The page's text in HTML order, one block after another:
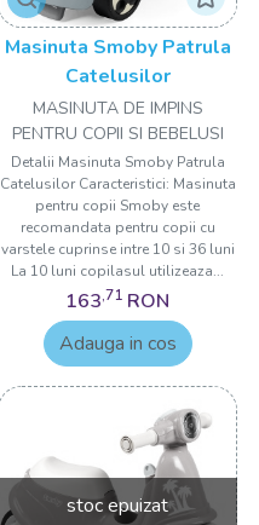
Masinuta Smoby Patrula
Catelusilor
MASINUTA DE IMPINS
PENTRU COPII SI BEBELUSI
Detalii Masinuta Smoby Patrula
Catelusilor Caracteristici: Masinuta
pentru copii Smoby este
recomandata pentru copii cu
varstele cuprinse intre 10 si 36 luni
La 10 luni copilasul utilizeaza...
163,71 RON
Adauga in cos
stoc epuizat